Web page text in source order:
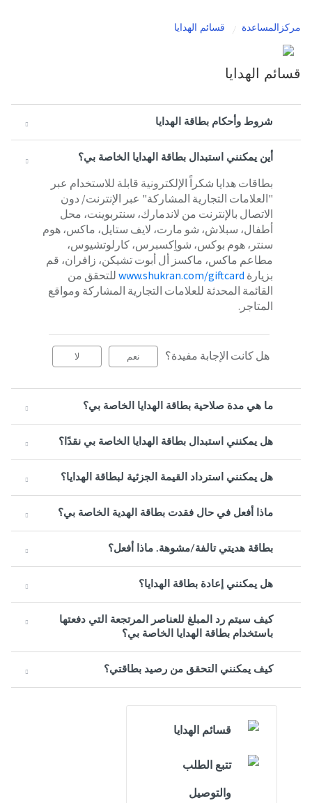
مركزالمساعدة قسائم الهدايا
قسائم الهدايا
شروط وأحكام بطاقة الهدايا
أين يمكنني استبدال بطاقة الهدايا الخاصة بي؟
بطاقات هدايا شكراً الإلكترونية قابلة للاستخدام عبر
"العلامات التجارية المشاركة" عبر الإنترنت/ دون
الاتصال بالإنترنت من لاندمارك، سنتربوينت، محل
أطفال، سبلاش، شو مارت، لايف ستايل، ماكس، هوم
سنتر، هوم بوكس، شواِكسبرس، كارلوتشيوس،
مطاعم ماكس، ماكسز أل أبوت تشيكن، زافران، قم
بزيارة www.shukran.com/giftcard للتحقق من
القائمة المحدثة للعلامات التجارية المشاركة ومواقع
المتاجر.
هل كانت الإجابة مفيدة؟ نعم لا
ما هي مدة صلاحية بطاقة الهدايا الخاصة بي؟
هل يمكنني استبدال بطاقة الهدايا الخاصة بي نقدًا؟
هل يمكنني استرداد القيمة الجزئية لبطاقة الهدايا؟
ماذا أفعل في حال فقدت بطاقة الهدية الخاصة بي؟
بطاقة هديتي تالفة/مشوهة. ماذا أفعل؟
هل يمكنني إعادة بطاقة الهدايا؟
كيف سيتم رد المبلغ للعناصر المرتجعة التي دفعتها
باستخدام بطاقة الهدايا الخاصة بي؟
كيف يمكنني التحقق من رصيد بطاقتي؟
قسائم الهدايا
تتبع الطلب
والتوصيل